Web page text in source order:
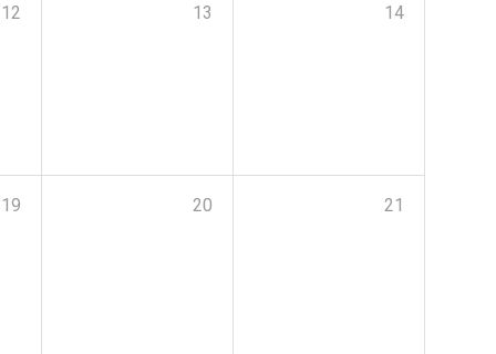
12 13 14
19 20 21